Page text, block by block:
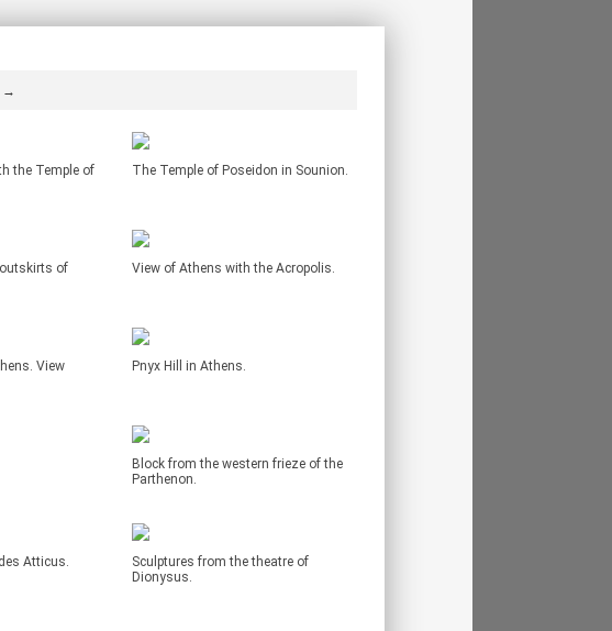
→
the Temple of
The Temple of Poseidon in Sounion.
of
View of Athens with the Acropolis.
View
Pnyx Hill in Athens.
Block from the western frieze of the
Parthenon.
Atticus.
Sculptures from the theatre of
Dionysus.